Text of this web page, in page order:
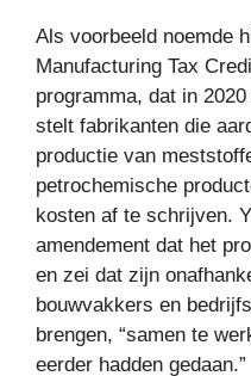
Als voorbeeld noemde
Manufacturing Tax
programma, dat in
stelt fabrikanten die
productie van
petrochemische
kosten af ​​te schrijven.
amendement dat het
en zei dat zijn
bouwvakkers en
brengen, “samen te
eerder hadden gedaan.”